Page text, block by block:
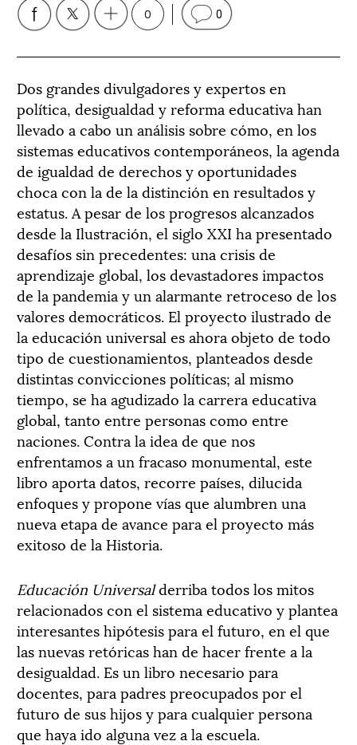
0 0
Dos grandes divulgadores y expertos en
política, desigualdad y reforma educativa han
llevado a cabo un análisis sobre cómo, en los
sistemas educativos contemporáneos, la agenda
de igualdad de derechos y oportunidades
choca con la de la distinción en resultados y
estatus. A pesar de los progresos alcanzados
desde la Ilustración, el siglo XXI ha presentado
desafíos sin precedentes: una crisis de
aprendizaje global, los devastadores impactos
de la pandemia y un alarmante retroceso de los
valores democráticos. El proyecto ilustrado de
la educación universal es ahora objeto de todo
tipo de cuestionamientos, planteados desde
distintas convicciones políticas; al mismo
tiempo, se ha agudizado la carrera educativa
global, tanto entre personas como entre
naciones. Contra la idea de que nos
enfrentamos a un fracaso monumental, este
libro aporta datos, recorre países, dilucida
enfoques y propone vías que alumbren una
nueva etapa de avance para el proyecto más
exitoso de la Historia.
Educación Universalderriba todos los mitos
relacionados con el sistema educativo y plantea
interesantes hipótesis para el futuro, en el que
las nuevas retóricas han de hacer frente a la
desigualdad. Es un libro necesario para
docentes, para padres preocupados por el
futuro de sus hijos y para cualquier persona
que haya ido alguna vez a la escuela.